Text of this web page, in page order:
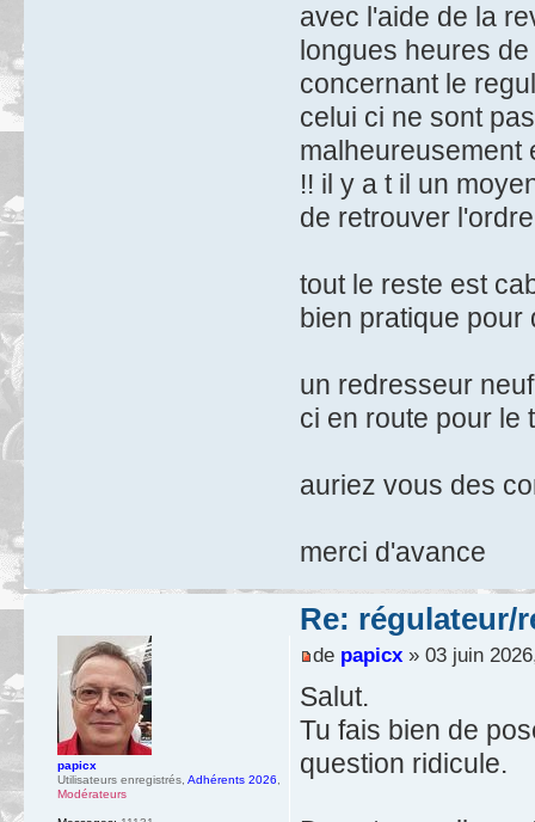
avec l'aide de la
longues heures
concernant le
celui ci ne sont
malheureusement
!! il y a t il un
de retrouver
tout le reste est
bien pratique pour
un redresseur
ci en route pour le
auriez vous des
merci d'avance
Re: régulateur/
de papicx» 03 juin
Salut.
Tu fais bien de
question ridicule.
papicx
Utilisateurs enregistrés, Adhérents 2026,
Modérateurs